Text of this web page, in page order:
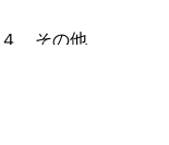
４ その他